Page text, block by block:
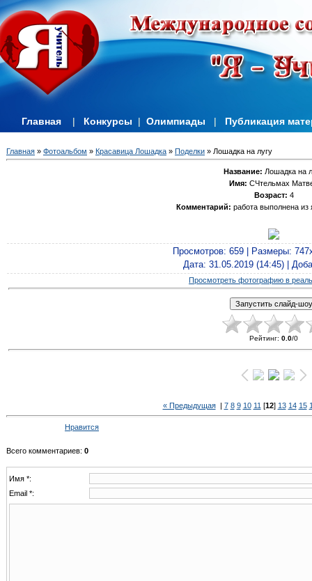
Главная | Конкурсы | Олимпиады | Публикация
Главная » Фотоальбом » Красавица Лошадка » Поделки » Лошадка на лугу
Название: Лошадка на
Имя: СЧтельмах
Возраст: 4
Комментарий: работа выполнена из
Просмотров: 659 | Размеры:
Дата: 31.05.2019 (14:45) |
Просмотреть фотографию в
Рейтинг: 0.0/0
« Предыдущая| 7 8 9 10 11 [12] 13 14 15
Нравится
Всего комментариев: 0
Имя *:
Email *: